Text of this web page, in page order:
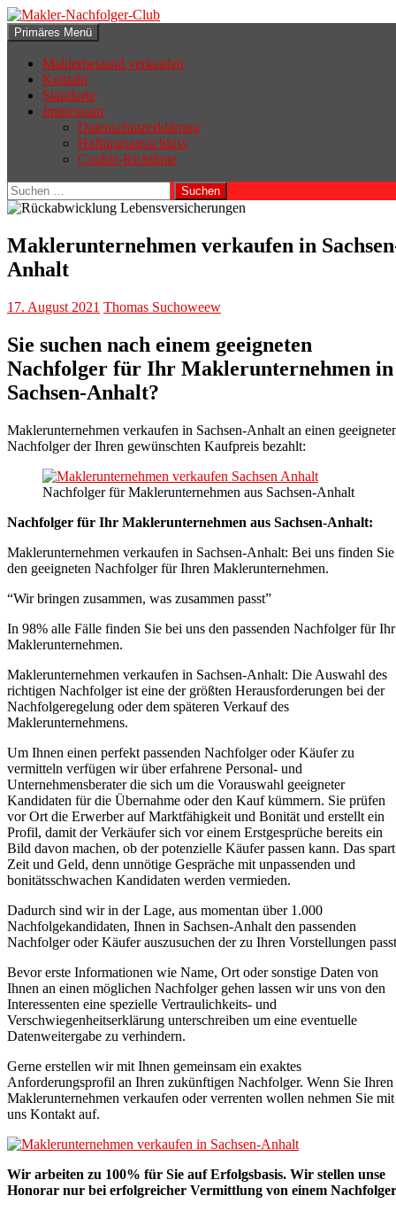
Zum
Inhalt
springen
Makler-Nachfolger-Club
Suchen
Primäres Menü
Maklerbestand verkaufen
Kontakt
Standorte
Impressum
Datenschutzerklärung
Haftungsausschluss
Cookie-Richtlinie
Suchen
nach:
Maklerunternehmen verkaufen in
Anhalt
17. August 2021 Thomas Suchoweew
Sie suchen nach einem geeigneten
Nachfolger für Ihr Maklerunternehmen in
Sachsen-Anhalt?
Maklerunternehmen verkaufen in Sachsen-Anhalt an einen
Nachfolger der Ihren gewünschten Kaufpreis bezahlt:
Nachfolger für Maklerunternehmen aus Sachsen-Anhalt
Nachfolger für Ihr Maklerunternehmen aus Sachsen-Anhalt:
Maklerunternehmen verkaufen in Sachsen-Anhalt: Bei uns finden Sie
den geeigneten Nachfolger für Ihren Maklerunternehmen.
“Wir bringen zusammen, was zusammen passt”
In 98% alle Fälle finden Sie bei uns den passenden Nachfolger für Ihr
Maklerunternehmen.
Maklerunternehmen verkaufen in Sachsen-Anhalt: Die Auswahl des
richtigen Nachfolger ist eine der größten Herausforderungen bei der
Nachfolgeregelung oder dem späteren Verkauf des
Maklerunternehmens.
Um Ihnen einen perfekt passenden Nachfolger oder Käufer zu
vermitteln verfügen wir über erfahrene Personal- und
Unternehmensberater die sich um die Vorauswahl geeigneter
Kandidaten für die Übernahme oder den Kauf kümmern. Sie prüfen
vor Ort die Erwerber auf Marktfähigkeit und Bonität und erstellt ein
Profil, damit der Verkäufer sich vor einem Erstgesprüche bereits ein
Bild davon machen, ob der potenzielle Käufer passen kann. Das spart
Zeit und Geld, denn unnötige Gespräche mit unpassenden und
bonitätsschwachen Kandidaten werden vermieden.
Dadurch sind wir in der Lage, aus momentan über 1.000
Nachfolgekandidaten, Ihnen in Sachsen-Anhalt den passenden
Nachfolger oder Käufer auszusuchen der zu Ihren Vorstellungen
Bevor erste Informationen wie Name, Ort oder sonstige Daten von
Ihnen an einen möglichen Nachfolger gehen lassen wir uns von den
Interessenten eine spezielle Vertraulichkeits- und
Verschwiegenheitserklärung unterschreiben um eine eventuelle
Datenweitergabe zu verhindern.
Gerne erstellen wir mit Ihnen gemeinsam ein exaktes
Anforderungsprofil an Ihren zukünftigen Nachfolger. Wenn Sie Ihren
Maklerunternehmen verkaufen oder verrenten wollen nehmen Sie mit
uns Kontakt auf.
Wir arbeiten zu 100% für Sie auf Erfolgsbasis. Wir stellen unse
Honorar nur bei erfolgreicher Vermittlung von einem